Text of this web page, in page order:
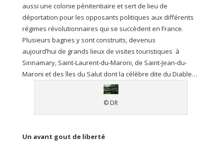
aussi une colonie pénitentiaire et sert de lieu de
déportation pour les opposants politiques aux différents
régimes révolutionnaires qui se succèdent en France.
Plusieurs bagnes y sont construits, devenus
aujourd’hui de grands lieux de visites touristiques à
Sinnamary, Saint-Laurent-du-Maroni, de Saint-Jean-du-
Maroni et des îles du Salut dont la célèbre dite du Diable…
© DR
Un avant gout de liberté